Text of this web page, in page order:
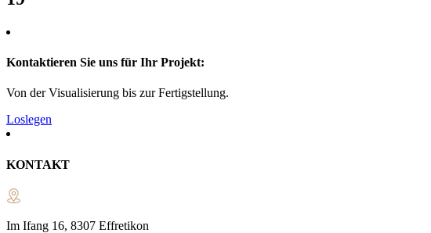
Kontaktieren Sie uns für Ihr Projekt:
Von der Visualisierung bis zur Fertigstellung.
Loslegen
KONTAKT
Im Ifang 16, 8307 Effretikon